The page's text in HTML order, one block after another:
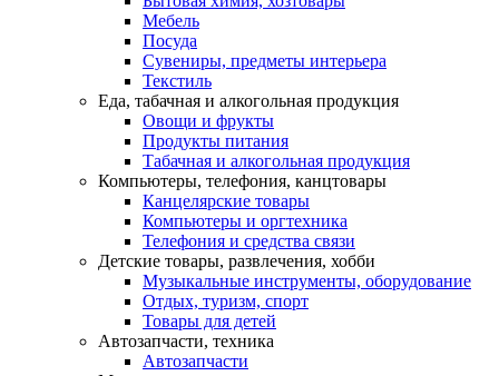
Мебель
Посуда
Сувениры, предметы интерьера
Текстиль
Еда, табачная и алкогольная продукция
Овощи и фрукты
Продукты питания
Табачная и алкогольная продукция
Компьютеры, телефония, канцтовары
Канцелярские товары
Компьютеры и оргтехника
Телефония и средства связи
Детские товары, развлечения, хобби
Музыкальные инструменты, оборудование
Отдых, туризм, спорт
Товары для детей
Автозапчасти, техника
Автозапчасти